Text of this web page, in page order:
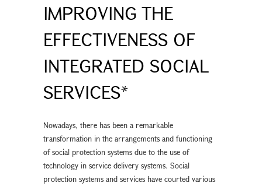
IMPROVING THE
EFFECTIVENESS OF
INTEGRATED SOCIAL
SERVICES*
Nowadays, there has been a remarkable
transformation in the arrangements and functioning
of social protection systems due to the use of
technology in service delivery systems. Social
protection systems and services have courted various